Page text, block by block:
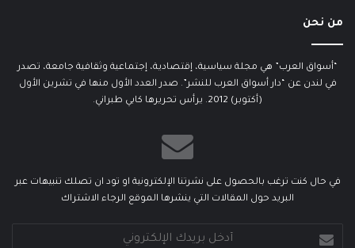
من نحن
“أسواق العرب” هي مجلة سياسية، إقتصادية، إجتماعية وثقافية جامعة، تصدر
في لندن عن “دار أسواق العرب للنشر”. صدر العدد الأول منها في تشرين الأول
(أكتوبر) 2012. يرأس تحريرها كابي طبراني.
في حال كنت ترغب بالحصول على نشرتنا الإلكترونية او تود ان تصلك تنبيهات عبر
البريد حول المقالات التي ينشرها الموقع الرجاء الاشتراك